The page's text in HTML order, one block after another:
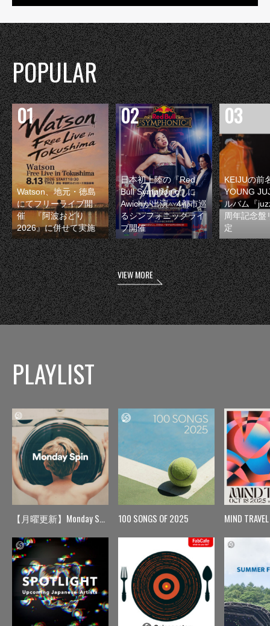
POPULAR
Watson、地元・徳島
にてフリーライブ開
催 『阿波おどり
2026』に併せて実施
日本初上陸の『Red
Bull Symphonic』に
Awichが出演 4都市巡
るシンフォニックライ
ブ開催
KEIJUの前
YOUNG
ルバム『
周年記念盤
定
VIEW MORE
PLAYLIST
【月曜更新】Monday Spin 100 SONGS OF 2025 MIND TRAVEL